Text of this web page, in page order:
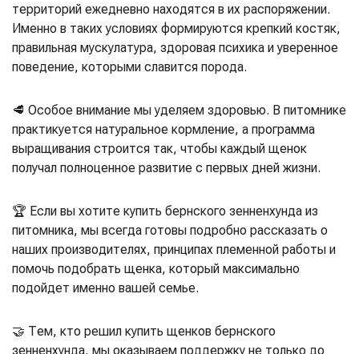
территорий ежедневно находятся в их распоряжении.
Именно в таких условиях формируются крепкий костяк,
правильная мускулатура, здоровая психика и уверенное
поведение, которыми славится порода.
🥩 Особое внимание мы уделяем здоровью. В питомнике
практикуется натуральное кормление, а программа
выращивания строится так, чтобы каждый щенок
получал полноценное развитие с первых дней жизни.
🏆 Если вы хотите купить бернского зенненхунда из
питомника, мы всегда готовы подробно рассказать о
наших производителях, принципах племенной работы и
помочь подобрать щенка, который максимально
подойдет именно вашей семье.
🤝 Тем, кто решил купить щенков бернского
зенненхунда, мы оказываем поддержку не только до